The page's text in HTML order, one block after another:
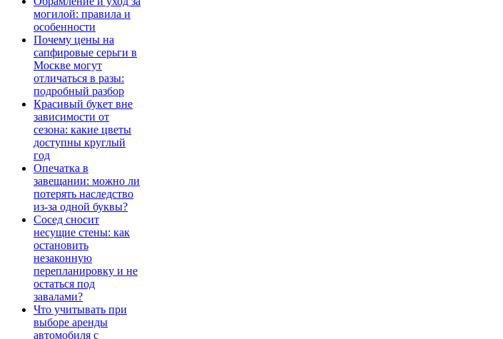
могилой: правила и
особенности
Почему цены на
сапфировые серьги в
Москве могут
отличаться в разы:
подробный разбор
Красивый букет вне
зависимости от
сезона: какие цветы
доступны круглый
год
Опечатка в
завещании: можно ли
потерять наследство
из-за одной буквы?
Сосед сносит
несущие стены: как
остановить
незаконную
перепланировку и не
остаться под
завалами?
Что учитывать при
выборе аренды
автомобиля с